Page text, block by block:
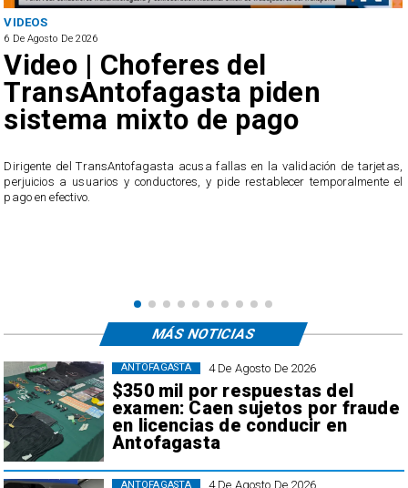
VIDEOS
6 De Agosto De 2026
Video | Choferes del
TransAntofagasta piden
sistema mixto de pago
​Dirigente del TransAntofagasta acusa fallas en la validación de tarjetas,
perjuicios a usuarios y conductores, y pide restablecer temporalmente el
pago en efectivo.
4 De Agosto De 2026
$350 mil por respuestas del
examen: Caen sujetos por fraude
en licencias de conducir en
Antofagasta
ANTOFAGASTA
4 De Agosto De 2026
ANTOFAGASTA
MÁS NOTICIAS